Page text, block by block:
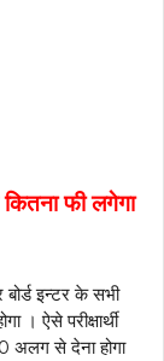
फी लगेगा
बोर्ड इन्टर के सभी
। ऐसे परीक्षार्थी
अलग से देना होगा